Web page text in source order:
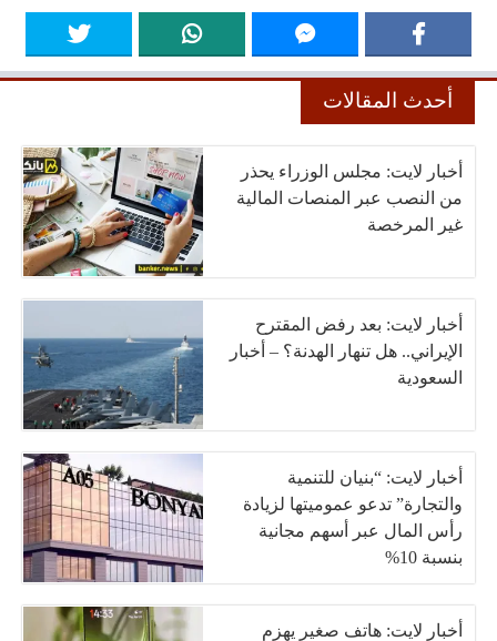
أحدث المقالات
أخبار لايت: مجلس الوزراء يحذر
من النصب عبر المنصات المالية
غير المرخصة
أخبار لايت: بعد رفض المقترح
الإيراني.. هل تنهار الهدنة؟ – أخبار
السعودية
أخبار لايت: “بنيان للتنمية
والتجارة” تدعو عموميتها لزيادة
رأس المال عبر أسهم مجانية
بنسبة 10%
أخبار لايت: هاتف صغير يهزم